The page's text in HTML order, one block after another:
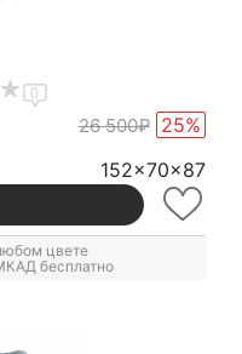
0
26 500₽ 25%
152x70x87
цвете
бесплатно